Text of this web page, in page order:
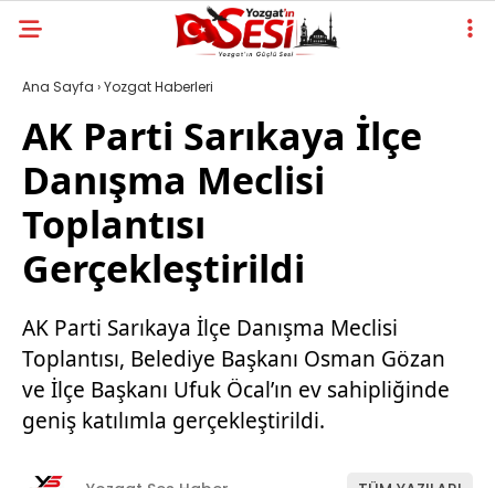
Ana Sayfa ›Yozgat Haberleri
AK Parti Sarıkaya İlçe
Danışma Meclisi
Toplantısı
Gerçekleştirildi
AK Parti Sarıkaya İlçe Danışma Meclisi
Toplantısı, Belediye Başkanı Osman Gözan
ve İlçe Başkanı Ufuk Öcal’ın ev sahipliğinde
geniş katılımla gerçekleştirildi.